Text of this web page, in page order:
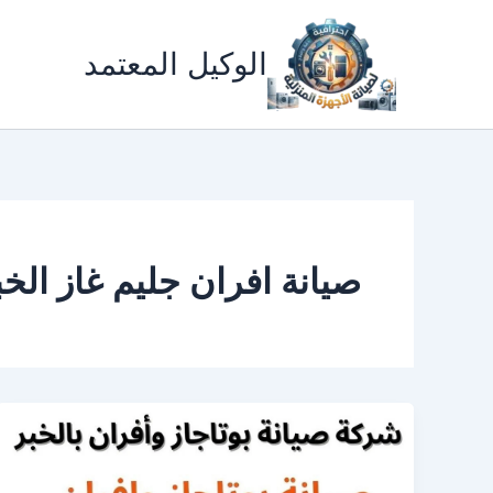
الوكيل المعتمد
صيانة افران جليم غاز